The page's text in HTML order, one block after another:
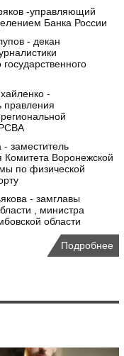
-управляющий
Банка России
- декан
-
правления
заместитель
Комитета Воронежской
по физической
- замглавы
, министра
области
Подробнее